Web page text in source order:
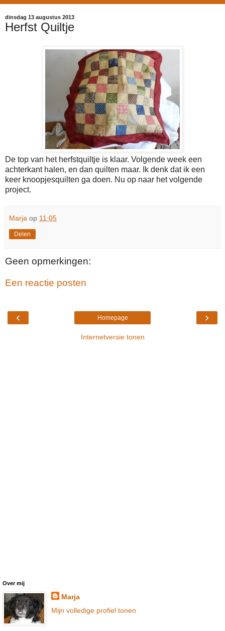
dinsdag 13 augustus 2013
Herfst Quiltje
De top van het herfstquiltje is klaar. Volgende week een
achterkant halen, en dan quilten maar. Ik denk dat ik een
keer knoopjesquilten ga doen. Nu op naar het volgende
project.
Marja op 11:05
Delen
Geen opmerkingen:
Een reactie posten
‹ ›
Homepage
Internetversie tonen
Over mij
Marja
Mijn volledige profiel tonen